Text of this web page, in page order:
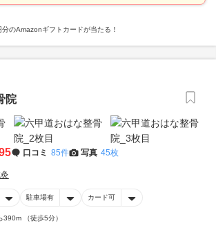
のAmazonギフトカードが当たる！
院
口コミ 85件 写真 45枚
駐車場有 カード可
390m （徒歩5分）